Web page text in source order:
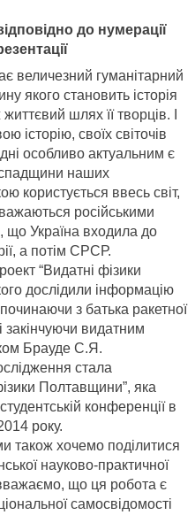
до нумерації
величезний гуманітарний
якого становить історія
шлях її творців. І
історію, своїх світочів
особливо актуальним є
спадщини наших
користується ввесь світ,
російськими
що Україна входила до
а потім СРСР.
“Видатні фізики
дослідили інформацію
з батька ракетної
закінчуючи видатним
Брауде С.Я.
стала
Полтавщини”, яка
конференції в
року.
також хочемо поділитися
науково-практичної
що ця робота є
самосвідомості